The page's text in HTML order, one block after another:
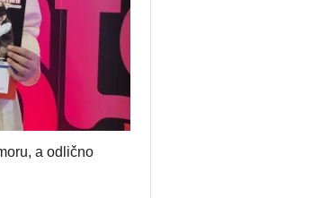
a odlično